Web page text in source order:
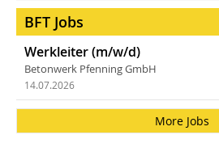
BFT Jobs
Werkleiter (m/w/d)
Betonwerk Pfenning GmbH
14.07.2026
More Jobs